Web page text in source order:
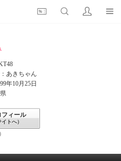
あきちゃん
年10月25日
フィール
イトへ）